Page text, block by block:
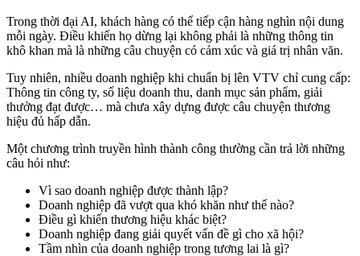
Trong thời đại AI, khách hàng có thể tiếp cận hàng nghìn nội dung
mỗi ngày. Điều khiến họ dừng lại không phải là những thông tin
khô khan mà là những câu chuyện có cảm xúc và giá trị nhân văn.
Tuy nhiên, nhiều doanh nghiệp khi chuẩn bị lên VTV chỉ cung cấp:
Thông tin công ty, số liệu doanh thu, danh mục sản phẩm, giải
thưởng đạt được… mà chưa xây dựng được câu chuyện thương
hiệu đủ hấp dẫn.
Một chương trình truyền hình thành công thường cần trả lời những
câu hỏi như:
Vì sao doanh nghiệp được thành lập?
Doanh nghiệp đã vượt qua khó khăn như thế nào?
Điều gì khiến thương hiệu khác biệt?
Doanh nghiệp đang giải quyết vấn đề gì cho xã hội?
Tầm nhìn của doanh nghiệp trong tương lai là gì?